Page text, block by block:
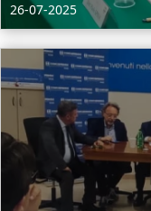
26-07-2025